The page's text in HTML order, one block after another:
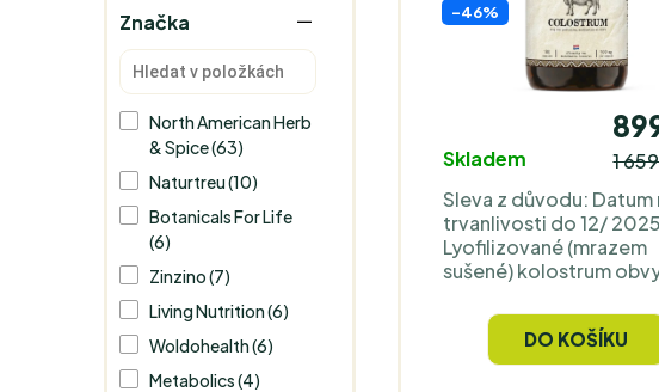
Značka
North American Herb
& Spice (63)
Naturtreu (10)
Botanicals For Life
(6)
Zinzino (7)
Living Nutrition (6)
Woldohealth (6)
Metabolics (4)
-46%
Skladem
1
Sleva z důvodu: Datum
trvanlivosti do 12/ 2025
Lyofilizované (mrazem
sušené) kolostrum
uplynutí data minimální
trvanlivosti. Jako
vodítko platí, že 6–12
DO KOŠÍKU